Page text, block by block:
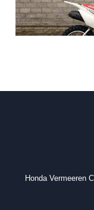
Honda Vermeeren